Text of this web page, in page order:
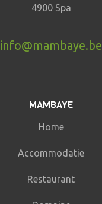
4900 Spa
info@mambaye.be
MAMBAYE
Home
Accommodatie
Restaurant